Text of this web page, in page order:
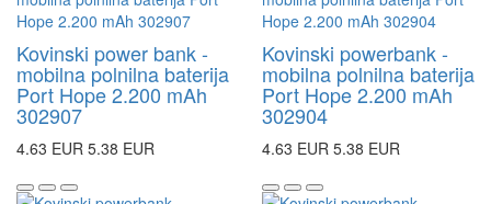
Kovinski power bank -
mobilna polnilna baterija
Port Hope 2.200 mAh
302907
4.63 EUR 5.38 EUR
Kovinski powerbank -
mobilna polnilna baterija
Port Hope 2.200 mAh
302904
4.63 EUR 5.38 EUR